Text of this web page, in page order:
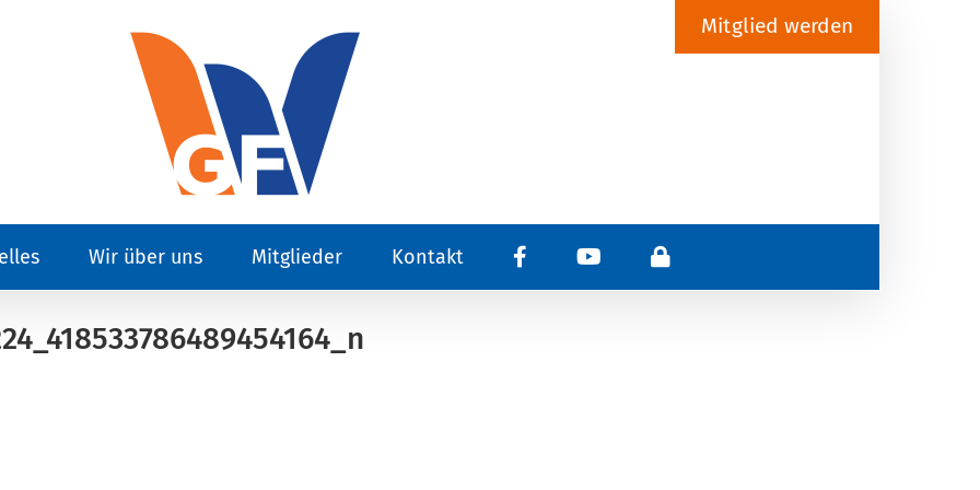
Mitglied werden
Wir über uns Mitglieder Kontakt